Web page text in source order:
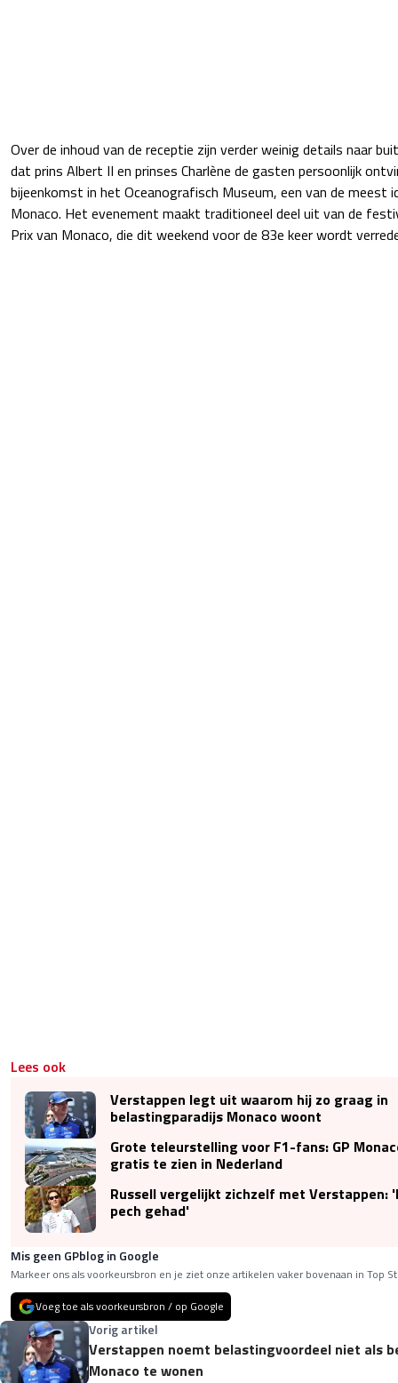
Over de inhoud van de receptie zijn verder weinig details naar
dat prins Albert II en prinses Charlène de gasten persoonlijk
bijeenkomst in het Oceanografisch Museum, een van de meest
Monaco. Het evenement maakt traditioneel deel uit van de
Prix van Monaco, die dit weekend voor de 83e keer wordt
Lees ook
Verstappen legt uit waarom hij zo graag in
belastingparadijs Monaco woont
Grote teleurstelling voor F1-fans: GP
gratis te zien in Nederland
Russell vergelijkt zichzelf met Verstappen:
pech gehad'
Mis geen GPblog in Google
Markeer ons als voorkeursbron en je ziet onze artikelen vaker bovenaan in Top
Voeg toe als voorkeursbron / op Google
Vorig artikel
Verstappen noemt belastingvoordeel niet als
Monaco te wonen